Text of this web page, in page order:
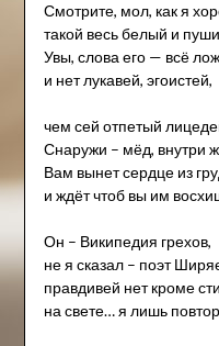
Смотрите, мол, как я
такой весь белый и
Увы, слова его — всё
и нет лукавей, эгоистей,
чем сей отпетый
Снаружи – мёд, внутри
Вам вынет сердце из
и ждёт чтоб вы им
Он – Википедия грехов,
не я сказал – поэт
правдивей нет кроме
на свете… я лишь